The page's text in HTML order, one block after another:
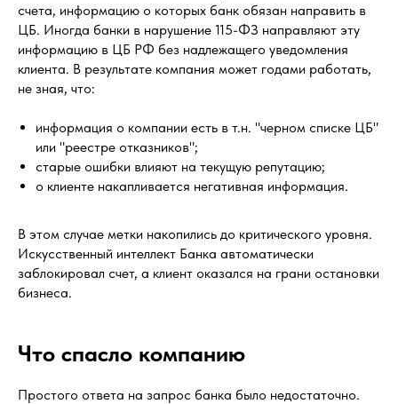
счета, информацию о которых банк обязан направить в
ЦБ. Иногда банки в нарушение 115-ФЗ направляют эту
информацию в ЦБ РФ без надлежащего уведомления
клиента. В результате компания может годами работать,
не зная, что:
информация о компании есть в т.н. "черном списке ЦБ"
или "реестре отказников";
старые ошибки влияют на текущую репутацию;
о клиенте накапливается негативная информация.
В этом случае метки накопились до критического уровня.
Искусственный интеллект Банка автоматически
заблокировал счет, а клиент оказался на грани остановки
бизнеса.
Что спасло компанию
Простого ответа на запрос банка было недостаточно.